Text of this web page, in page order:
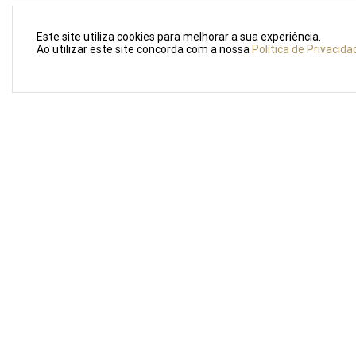
Este site utiliza cookies para melhorar a sua experiência.
Ao utilizar este site concorda com a nossa Política de